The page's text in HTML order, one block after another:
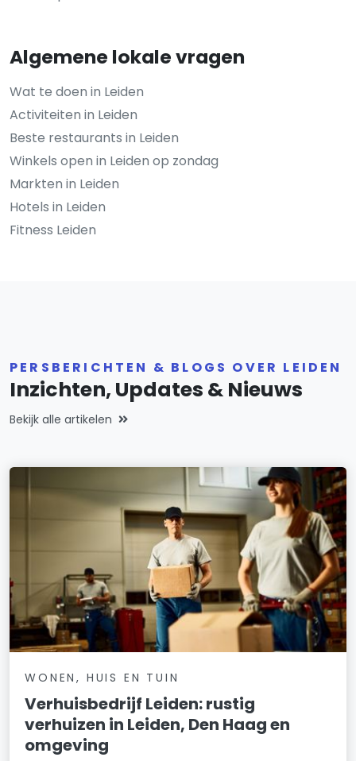
Algemene lokale vragen
Wat te doen in Leiden
Activiteiten in Leiden
Beste restaurants in Leiden
Winkels open in Leiden op zondag
Markten in Leiden
Hotels in Leiden
Fitness Leiden
PERSBERICHTEN & BLOGS OVER LEIDEN
Inzichten, Updates & Nieuws
Bekijk alle artikelen
WONEN, HUIS EN TUIN
Verhuisbedrijf Leiden: rustig
verhuizen in Leiden, Den Haag en
omgeving